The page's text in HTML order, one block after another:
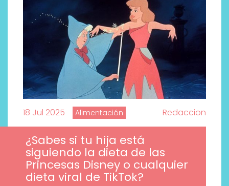
18 Jul 2025 Alimentación Redaccion
¿Sabes si tu hija está
siguiendo la dieta de las
Princesas Disney o cualquier
dieta viral de TikTok?